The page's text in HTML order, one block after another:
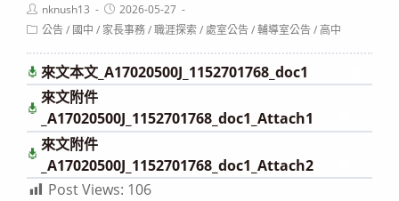
Post
author:
nknush13
Post
published:
2026-05-27
Post公告/ 國中 / 家長事務/職涯探索/處室公告/輔導室公告/高中
來文本文_A17020500J_1152701768_doc1
來文附件
_A17020500J_1152701768_doc1_Attach1
來文附件
_A17020500J_1152701768_doc1_Attach2
Post Views: 106